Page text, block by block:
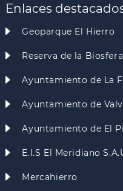
Enlaces
Geoparque El Hierro
Reserva de la Biosfera
Ayuntamiento de La
Ayuntamiento de
Ayuntamiento de El
E.I.S El Meridiano
Mercahierro